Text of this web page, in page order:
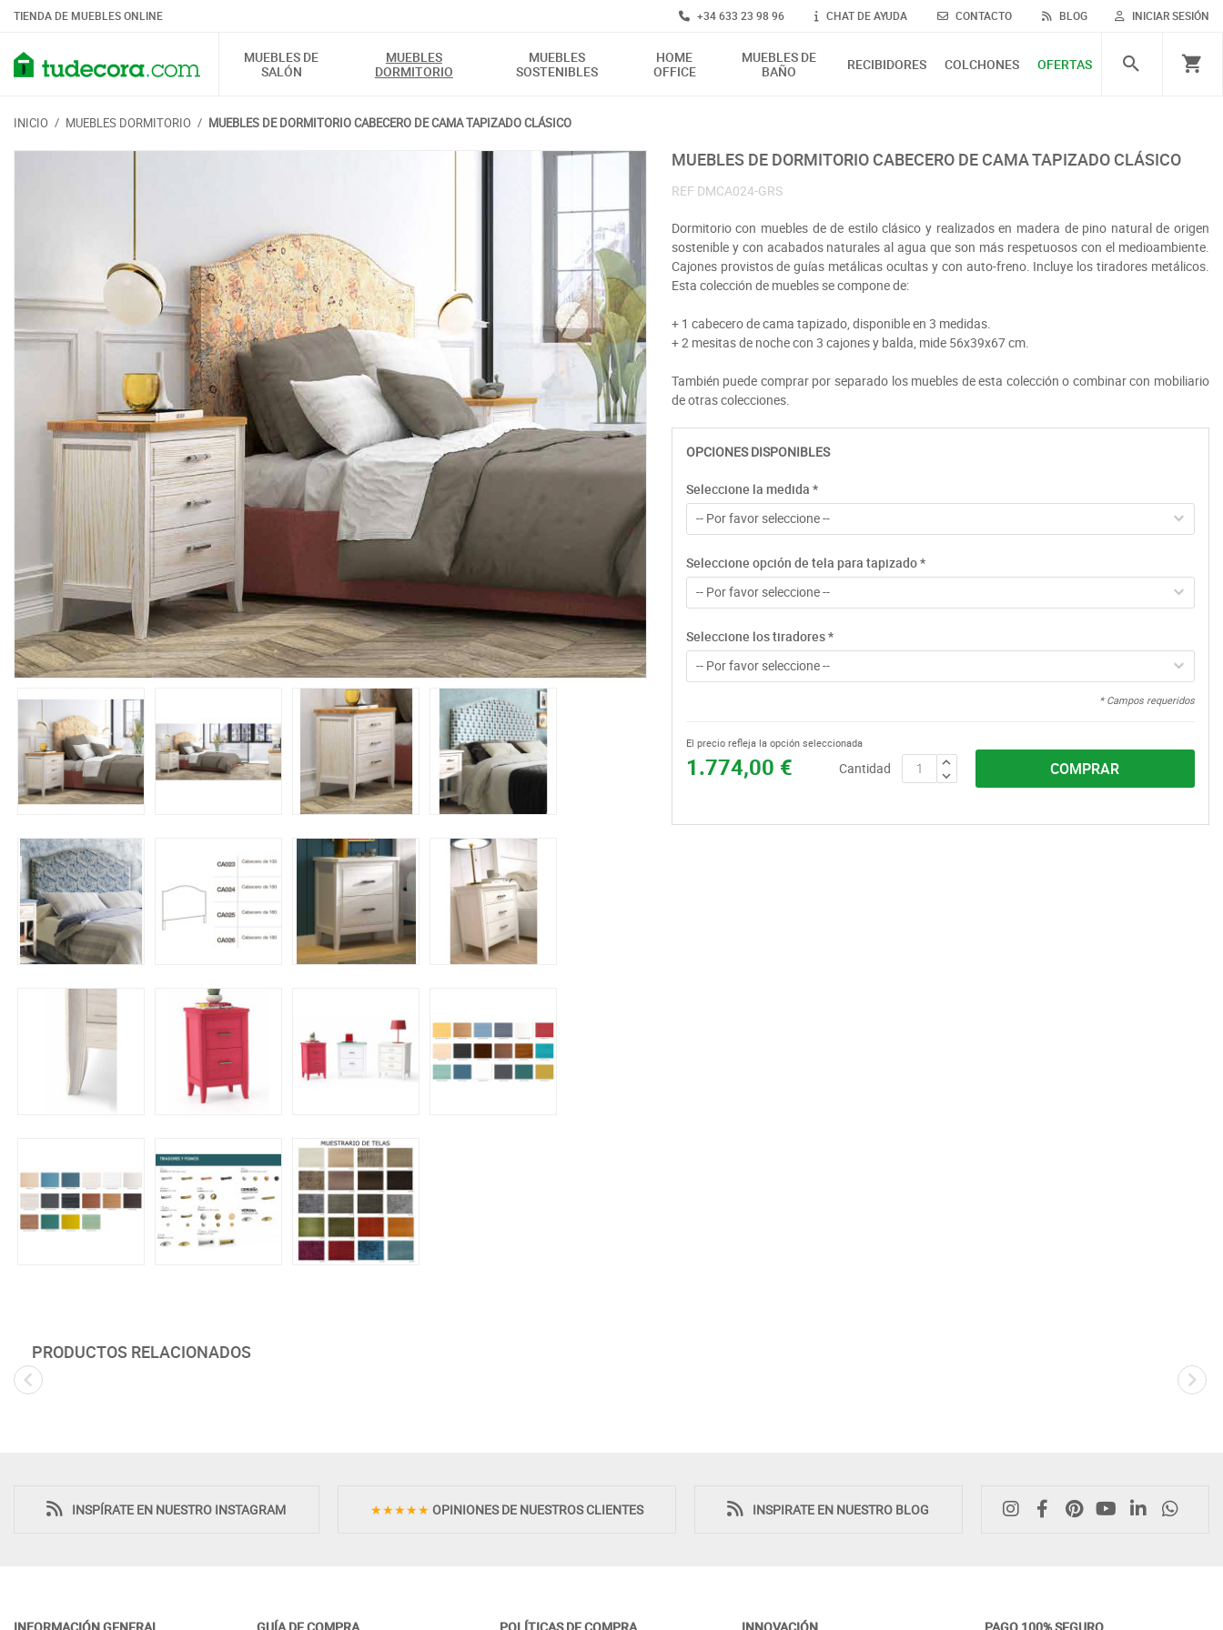
TIENDA DE MUEBLES ONLINE INICIAR SESIÓN
+34 633 23 98 96 CHAT DE AYUDA CONTACTO BLOG
MUEBLES DE
SALÓN
MUEBLES
DORMITORIO
MUEBLES
SOSTENIBLES
HOME
OFFICE
MUEBLES DE
BAÑO
RECIBIDORES COLCHONES OFERTAS
INICIO / MUEBLES DORMITORIO / MUEBLES DE DORMITORIO CABECERO DE CAMA TAPIZADO CLÁSICO
MUEBLES DE DORMITORIO CABECERO DE CAMA TAPIZADO CLÁSICO
REF DMCA024-GRS
Dormitorio con muebles de de estilo clásico y realizados en madera de pino natural de origen
sostenible y con acabados naturales al agua que son más respetuosos con el medioambiente.
Cajones provistos de guías metálicas ocultas y con auto-freno. Incluye los tiradores metálicos.
Esta colección de muebles se compone de:
+ 1 cabecero de cama tapizado, disponible en 3 medidas.
+ 2 mesitas de noche con 3 cajones y balda, mide 56x39x67 cm.
También puede comprar por separado los muebles de esta colección o combinar con mobiliario
de otras colecciones.
OPCIONES DISPONIBLES
Seleccione la medida *
-- Por favor seleccione --
Seleccione opción de tela para tapizado*
-- Por favor seleccione --
Seleccione los tiradores*
-- Por favor seleccione --
* Campos requeridos
1.774,00 €
El precio refleja la opción seleccionada
Cantidad COMPRAR
PRODUCTOS RELACIONADOS
INSPÍRATE EN NUESTRO INSTAGRAM ★★★★★ OPINIONES DE NUESTROS CLIENTES INSPIRATE EN NUESTRO BLOG